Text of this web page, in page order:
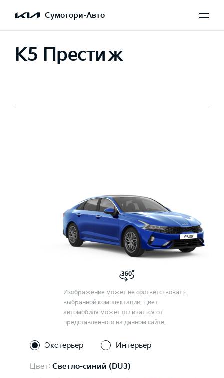
Сумотори-Авто
K5 Престиж
Изображение может не соответствовать
выбранной комплектации. Цвет
автомобиля может отличаться от
представленного на данном сайте.
Экстерьер Интерьер
Цвет: Светло-синий (DU3)